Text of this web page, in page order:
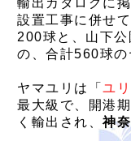
輸出カタログに
設置工事に併せ
200球と、山下
の、合計560球の
ヤマユリは「ユ
最大級で、開港
く輸出され、神